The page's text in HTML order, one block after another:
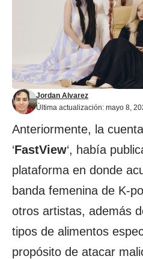
Última actualización: mayo 8,
Jordan Alvarez
Anteriormente, la
‘FastView‘, había
plataforma en donde
banda femenina de K-
otros artistas, además
tipos de alimentos
propósito de atacar